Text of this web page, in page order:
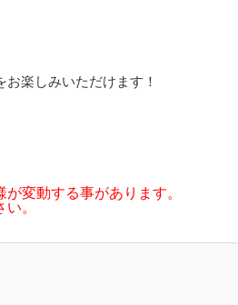
楽しみいただけます！
変動する事があります。
。